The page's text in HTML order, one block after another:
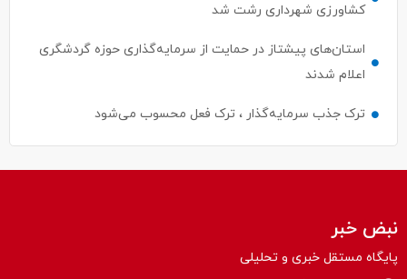
کشاورزی شهرداری رشت شد
استان‌های پیشتاز در حمایت از سرمایه‌گذاری حوزه گردشگری
اعلام شدند
ترک جذب سرمایه‌گذار ، ترک فعل محسوب می‌شود
نبض خبر
پایگاه مستقل خبری و تحلیلی